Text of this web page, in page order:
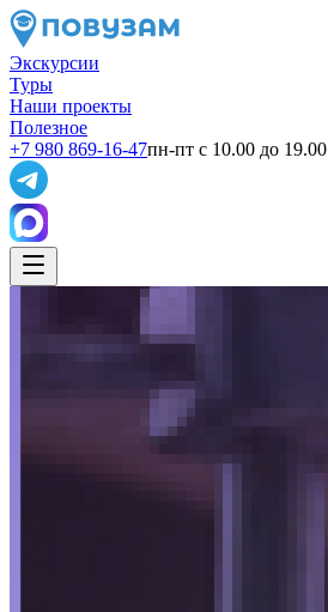
Экскурсии
Туры
Наши проекты
Полезное
+7 980 869-16-47пн-пт с 10.00 до 19.00